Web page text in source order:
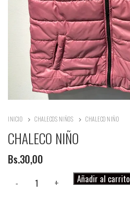
INICIO CHALECOS NIÑOS CHALECO NIÑO
CHALECO NIÑO
Bs.30,00
- + Añadir al carrito